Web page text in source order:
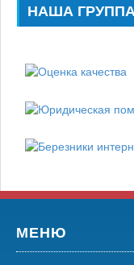
НАША ГРУППА
МЕНЮ